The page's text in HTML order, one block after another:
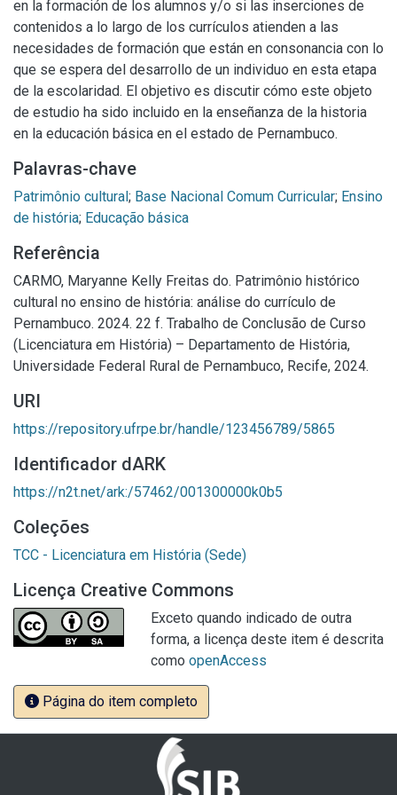
en la formación de los alumnos y/o si las inserciones de
contenidos a lo largo de los currículos atienden a las
necesidades de formación que están en consonancia con lo
que se espera del desarrollo de un individuo en esta etapa
de la escolaridad. El objetivo es discutir cómo este objeto
de estudio ha sido incluido en la enseñanza de la historia
en la educación básica en el estado de Pernambuco.
Palavras-chave
Patrimônio cultural; Base Nacional Comum Curricular; Ensino
de história; Educação básica
Referência
CARMO, Maryanne Kelly Freitas do. Patrimônio histórico
cultural no ensino de história: análise do currículo de
Pernambuco. 2024. 22 f. Trabalho de Conclusão de Curso
(Licenciatura em História) – Departamento de História,
Universidade Federal Rural de Pernambuco, Recife, 2024.
URI
https://repository.ufrpe.br/handle/123456789/5865
Identificador dARK
https://n2t.net/ark:/57462/001300000k0b5
Coleções
TCC - Licenciatura em História (Sede)
Licença Creative Commons
Exceto quando indicado de outra
forma, a licença deste item é descrita
como openAccess
Página do item completo